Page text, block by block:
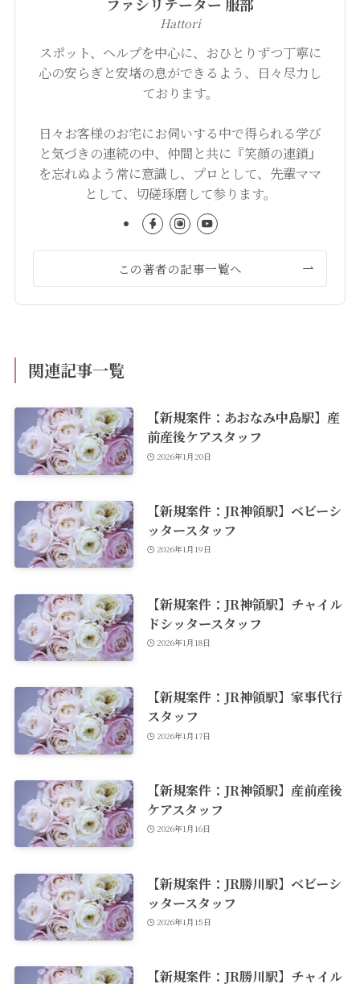
ファシリテーター 服部
Hattori
スポット、ヘルプを中心に、おひとりずつ丁寧に
心の安らぎと安堵の息ができるよう、日々尽力し
ております。
日々お客様のお宅にお伺いする中で得られる学び
と気づきの連続の中、仲間と共に『笑顔の連鎖』
を忘れぬよう常に意識し、プロとして、先輩ママ
として、切磋琢磨して参ります。
この著者の記事一覧へ
関連記事一覧
【新規案件：あおなみ中島駅】産
前産後ケアスタッフ
2026年1月20日
【新規案件：JR神領駅】ベビーシ
ッタースタッフ
2026年1月19日
【新規案件：JR神領駅】チャイル
ドシッタースタッフ
2026年1月18日
【新規案件：JR神領駅】家事代行
スタッフ
2026年1月17日
【新規案件：JR神領駅】産前産後
ケアスタッフ
2026年1月16日
【新規案件：JR勝川駅】ベビーシ
ッタースタッフ
2026年1月15日
【新規案件：JR勝川駅】チャイル